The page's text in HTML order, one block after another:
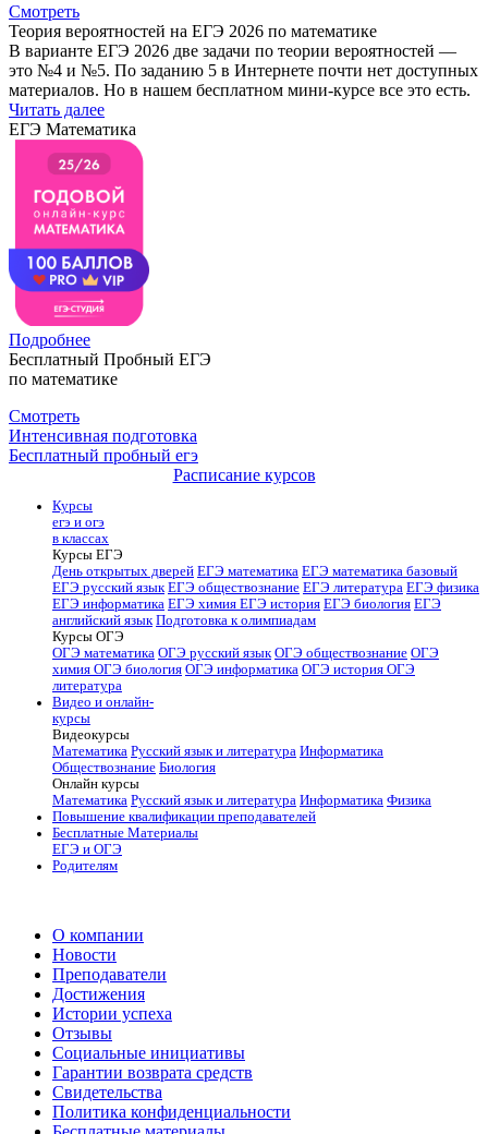
Смотреть
Теория вероятностей на ЕГЭ 2026 по математике
В варианте ЕГЭ 2026 две задачи по теории вероятностей —
это №4 и №5. По заданию 5 в Интернете почти нет доступных
материалов. Но в нашем бесплатном мини-курсе все это есть.
Читать далее
ЕГЭ Математика
Подробнее
Бесплатный Пробный ЕГЭ
по математике
Смотреть
Интенсивная подготовка
Бесплатный пробный егэ
Расписание курсов
Курсы
егэ и огэ
в классах
Курсы ЕГЭ
День открытых дверей ЕГЭ математика ЕГЭ математика базовый
ЕГЭ русский язык ЕГЭ обществознание ЕГЭ литература ЕГЭ физика
ЕГЭ информатика ЕГЭ химия ЕГЭ история ЕГЭ биология ЕГЭ
английский язык Подготовка к олимпиадам
Курсы ОГЭ
ОГЭ математика ОГЭ русский язык ОГЭ обществознание ОГЭ
химия ОГЭ биология ОГЭ информатика ОГЭ история ОГЭ
литература
Видео и онлайн-
курсы
Видеокурсы
Математика Русский язык и литература Информатика
Обществознание Биология
Онлайн курсы
Математика Русский язык и литература Информатика Физика
Повышение квалификации преподавателей
Бесплатные Материалы
ЕГЭ и ОГЭ
Родителям
О компании
Новости
Преподаватели
Достижения
Истории успеха
Отзывы
Социальные инициативы
Гарантии возврата средств
Свидетельства
Политика конфиденциальности